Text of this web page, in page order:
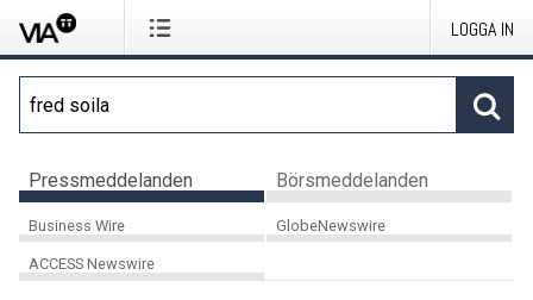
LOGGA IN
Pressmeddelanden Börsmeddelanden
Business Wire GlobeNewswire
ACCESS Newswire